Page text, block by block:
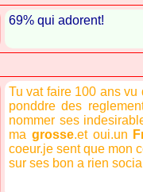
69% qui adorent!
Tu vat faire 100 ans
ponddre des
nommer ses
ma grosse.et oui.un
coeur.je sent que mon
sur ses bon a rien